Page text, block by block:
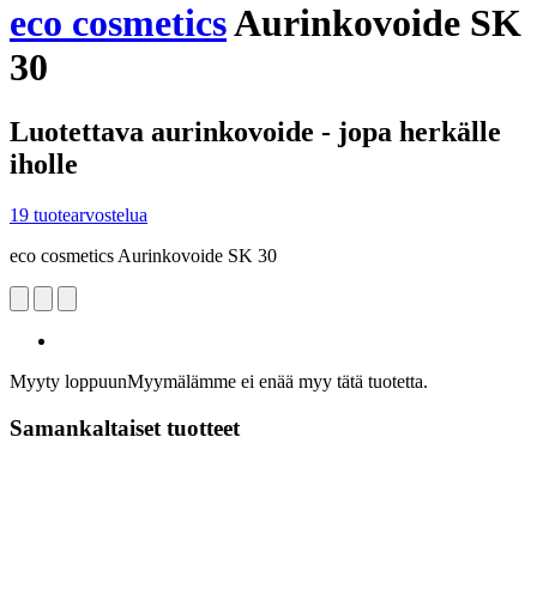
eco cosmeticsAurinkovoide SK
30
Luotettava aurinkovoide - jopa herkälle
iholle
19 tuotearvostelua
eco cosmetics Aurinkovoide SK 30
Myyty loppuunMyymälämme ei enää myy tätä tuotetta.
Samankaltaiset tuotteet